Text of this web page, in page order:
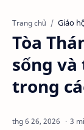
Trang chủ Giáo
Tòa
sống
trong
3